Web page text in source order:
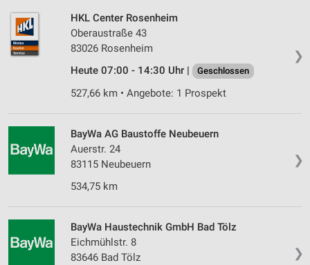
❯
HKL Center Rosenheim
Oberaustraße 43
83026 Rosenheim
Heute 07:00 - 14:30 Uhr |
Geschlossen
527,66 km • Angebote: 1 Prospekt
❯
BayWa AG Baustoffe Neubeuern
Auerstr. 24
83115 Neubeuern
534,75 km
❯
BayWa Haustechnik GmbH Bad Tölz
Eichmühlstr. 8
83646 Bad Tölz